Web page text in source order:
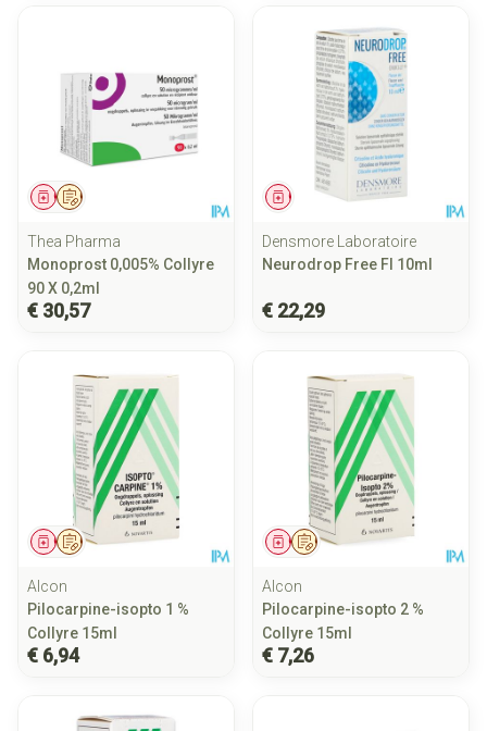
Op voorschrift
Geneesmiddel
Thea Pharma
Monoprost 0,005% Collyre
90 X 0,2ml
€ 30,57
Geneesmiddel
Densmore Laboratoire
Neurodrop Free Fl 10ml
€ 22,29
Op voorschrift
Geneesmiddel
Alcon
Pilocarpine-isopto 1 %
Collyre 15ml
€ 6,94
Op voorschrift
Geneesmiddel
Alcon
Pilocarpine-isopto 2 %
Collyre 15ml
€ 7,26